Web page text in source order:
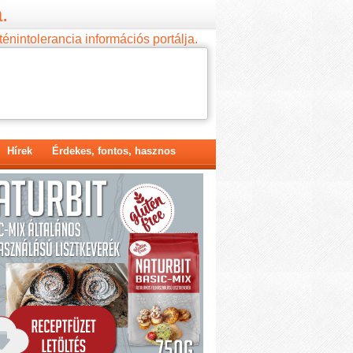
információs portálja.
Hírek Érdekes, fontos, hasznos